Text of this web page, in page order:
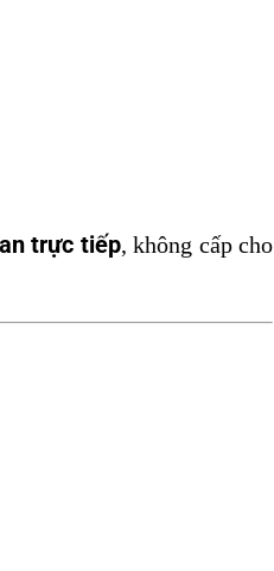
trực tiếp, không cấp cho